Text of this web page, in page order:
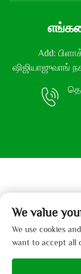
Add:
ஷிஜியாஜுவாங்
உரிமை
ஹெபே
We value
We use cookies
want to accept all